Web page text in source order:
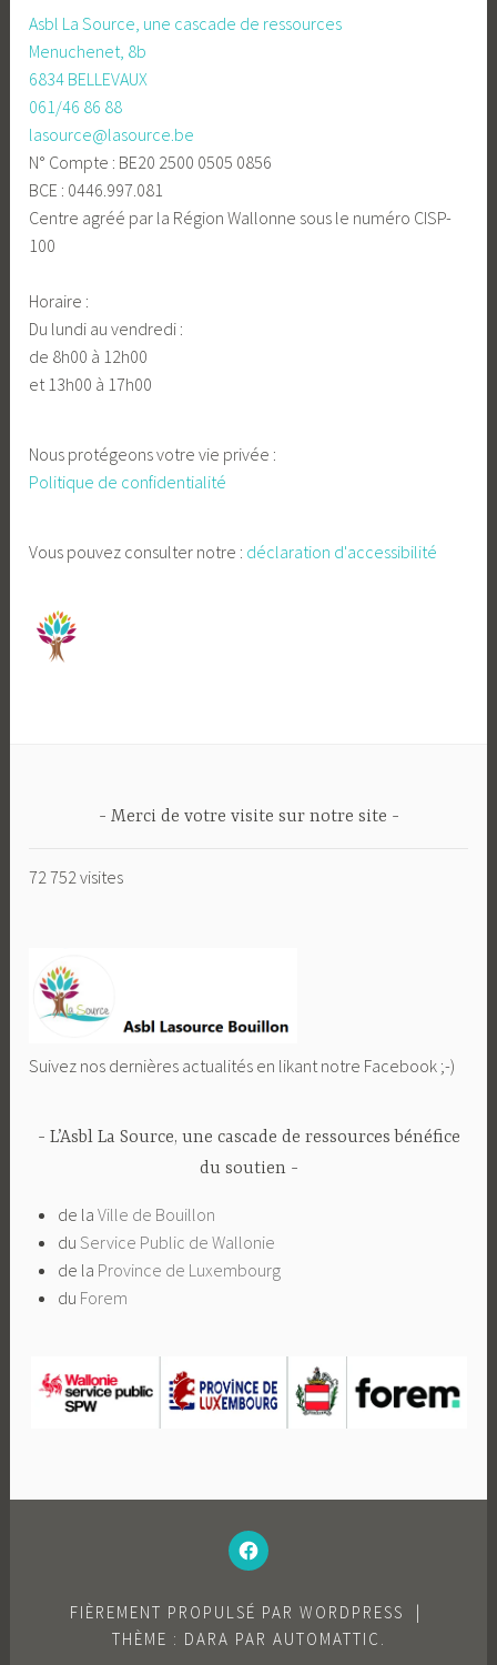
Asbl La Source, une cascade de ressources
Menuchenet, 8b
6834 BELLEVAUX
061/46 86 88
lasource@lasource.be
N° Compte : BE20 2500 0505 0856
BCE : 0446.997.081
Centre agréé par la Région Wallonne sous le numéro CISP-
100
Horaire :
Du lundi au vendredi :
de 8h00 à 12h00
et 13h00 à 17h00
Nous protégeons votre vie privée :
Politique de confidentialité
Vous pouvez consulter notre : déclaration d'accessibilité
Merci de votre visite sur notre site
72 752 visites
Suivez nos dernières actualités en likant notre Facebook ;-)
L’Asbl La Source, une cascade de ressources bénéfice
du soutien
de la Ville de Bouillon
du Service Public de Wallonie
de la Province de Luxembourg
du Forem
–
N’HÉSITEZ
PAS
À
NOTRE
FACEBOOK
;-)
–
FIÈREMENT PROPULSÉ PAR WORDPRESS
THÈME : DARA PAR AUTOMATTIC .